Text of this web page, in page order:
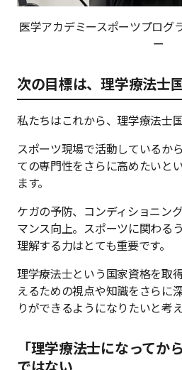
医学アカデミースポーツプログ
ー
次の目標は、理学療法士
私たちはこれから、理学療法士
スポーツ現場で活動しているか
ての専門性をさらに高めたいと
ます。
ケガの予防、コンディショニン
マンス向上。スポーツに関わる
理解する力はとても重要です。
理学療法士という国家資格を取
えるための視点や知識をさらに
りができるようになりたいと考え
「理学療法士になってか